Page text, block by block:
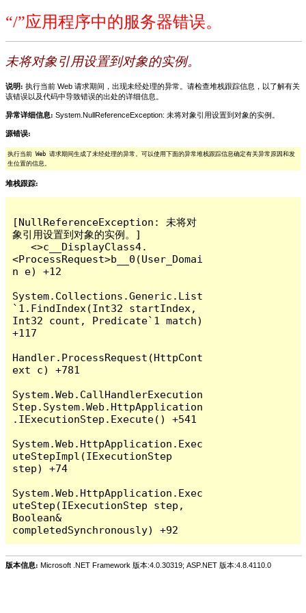
“/”应用程序中的服务器错误。
未将对象引用设置到对象的实例。
说明: 执行当前 Web 请求期间，出现未经处理的异常。请检查堆栈跟踪信息，以了解有关
该错误以及代码中导致错误的出处的详细信息。
异常详细信息: System.NullReferenceException: 未将对象引用设置到对象的实例。
源错误:
执行当前 Web 请求期间生成了未经处理的异常。可以使用下面的异常堆栈跟踪信息确定有关异常原因和发
生位置的信息。
堆栈跟踪:
[NullReferenceException: 未将对
象引用设置到对象的实例。]
   <>c__DisplayClass4.
<ProcessRequest>b__0(User_Domai
n e) +12
System.Collections.Generic.List
`1.FindIndex(Int32 startIndex,
Int32 count, Predicate`1 match)
+117
Handler.ProcessRequest(HttpCont
ext c) +781
System.Web.CallHandlerExecution
Step.System.Web.HttpApplication
.IExecutionStep.Execute() +541
System.Web.HttpApplication.Exec
uteStepImpl(IExecutionStep
step) +74
System.Web.HttpApplication.Exec
uteStep(IExecutionStep step,
Boolean&
版本信息: Microsoft .NET Framework 版本:4.0.30319; ASP.NET 版本:4.8.4110.0